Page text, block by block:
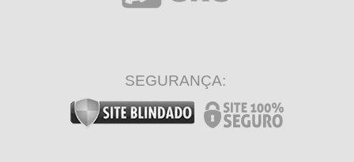
SEGURANÇA: